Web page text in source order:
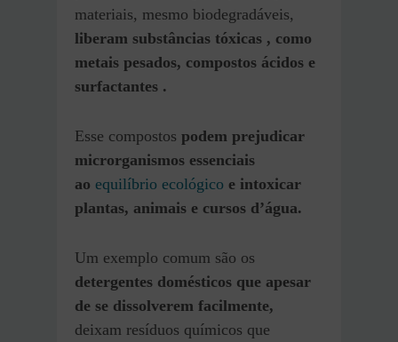
materiais, mesmo biodegradáveis,
liberam substâncias tóxicas , como
metais pesados, compostos ácidos e
surfactantes .
Esse compostos podem prejudicar
microrganismos essenciais
ao equilíbrio ecológico e intoxicar
plantas, animais e cursos d’água.
Um exemplo comum são os
detergentes domésticos que apesar
de se dissolverem facilmente,
deixam resíduos químicos que